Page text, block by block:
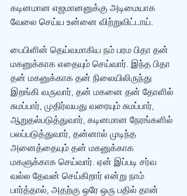
கடினமான எஜமானனுக்கு அடிமையாக
வேலை செய்ய உன்னை விற்றுவிட்டாய்.
பைபிளின் தெய்வமாகிய நம் பரம பிதா தன்
மகனுக்காக எதையும் செய்வார். இந்த பிதா
தன் மகனுக்காக தன் நிலையிலிருந்து
இறங்கி வருவார், தன் மகனை தன் தோளில்
சுமப்பார், முதிர்வயது வரையும் சுமப்பார்,
ஆறுதல்படுத்துவார், கடினமான நேரங்களில்
பலப்படுத்துவார், தன்னால் முடிந்த
அனைத்தையும் தன் மகனுக்காக
மகளுக்காக செய்வார். ஏன் இப்படி சர்வ
வல்ல தேவன் செய்கிறார் என்று நாம்
பார்த்தால், அதற்கு ஒரே ஒரு பதில் தான்